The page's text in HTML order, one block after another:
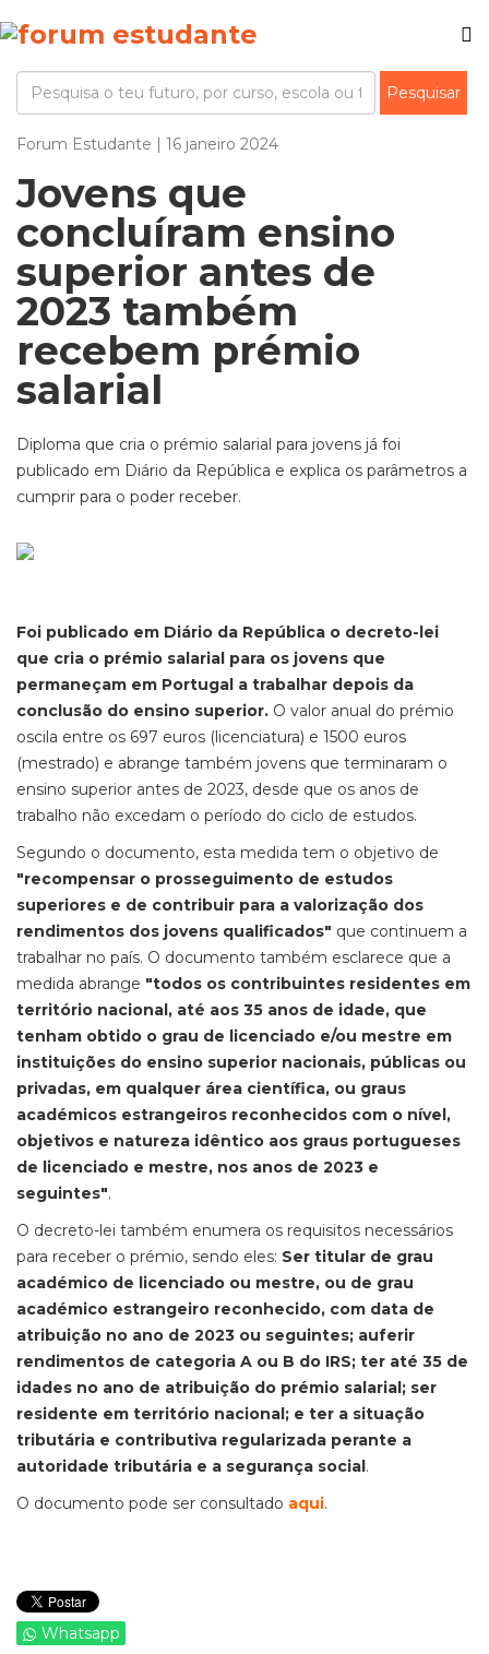
Forum Estudante | 16 janeiro 2024
Jovens que
concluíram ensino
superior antes de
2023 também
recebem prémio
salarial
Diploma que cria o prémio salarial para jovens já foi
publicado em Diário da República e explica os parâmetros a
cumprir para o poder receber.
Foi publicado em Diário da República o decreto-lei
que cria o prémio salarial para os jovens que
permaneçam em Portugal a trabalhar depois da
conclusão do ensino superior. O valor anual do prémio
oscila entre os 697 euros (licenciatura) e 1500 euros
(mestrado) e abrange também jovens que terminaram o
ensino superior antes de 2023, desde que os anos de
trabalho não excedam o período do ciclo de estudos.
Segundo o documento, esta medida tem o objetivo de
"recompensar o prosseguimento de estudos
superiores e de contribuir para a valorização dos
rendimentos dos jovens qualificados" que continuem a
trabalhar no país. O documento também esclarece que a
medida abrange "todos os contribuintes residentes em
território nacional, até aos 35 anos de idade, que
tenham obtido o grau de licenciado e/ou mestre em
instituições do ensino superior nacionais, públicas ou
privadas, em qualquer área científica, ou graus
académicos estrangeiros reconhecidos com o nível,
objetivos e natureza idêntico aos graus portugueses
de licenciado e mestre, nos anos de 2023 e
seguintes".
O decreto-lei também enumera os requisitos necessários
para receber o prémio, sendo eles: Ser titular de grau
académico de licenciado ou mestre, ou de grau
académico estrangeiro reconhecido, com data de
atribuição no ano de 2023 ou seguintes; auferir
rendimentos de categoria A ou B do IRS; ter até 35 de
idades no ano de atribuição do prémio salarial; ser
residente em território nacional; e ter a situação
tributária e contributiva regularizada perante a
autoridade tributária e a segurança social.
O documento pode ser consultado aqui.
Whatsapp